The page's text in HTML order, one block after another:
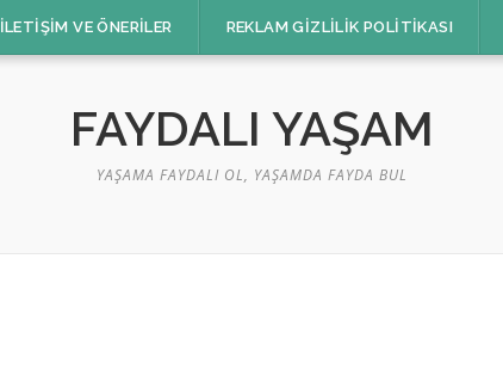
İLETIŞIM VE ÖNERILER REKLAM GIZLILIK POLITIKASI
FAYDALI YAŞAM
YAŞAMA FAYDALI OL, YAŞAMDA FAYDA BUL